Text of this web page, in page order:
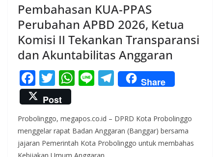
Pembahasan KUA-PPAS
Perubahan APBD 2026, Ketua
Komisi II Tekankan Transparansi
dan Akuntabilitas Anggaran
F
ac
e
b
o
T
w
itt
er
W
s
A
Li T
el
gr
a
Share
Post
Probolinggo, megapos.co.id – DPRD Kota Probolinggo
menggelar rapat Badan Anggaran (Banggar) bersama
jajaran Pemerintah Kota Probolinggo untuk membahas
Kebijakan Umum Anggaran